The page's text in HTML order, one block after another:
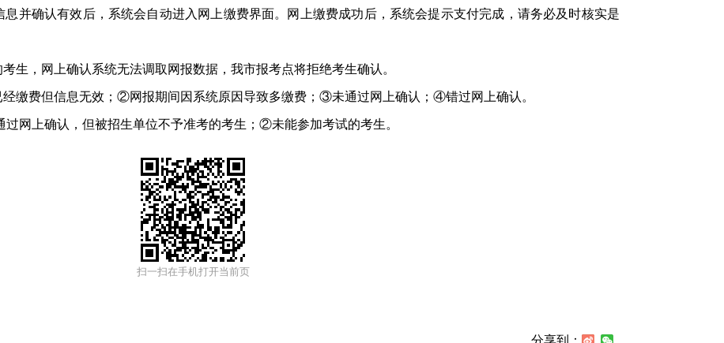
确认有效后，系统会自动进入网上缴费界面。网上缴费成功后，系统会提示支付完成，请务必及时核实是
，网上确认系统无法调取网报数据，我市报考点将拒绝考生确认。
费但信息无效；②网报期间因系统原因导致多缴费；③未通过网上确认；④错过网上确认。
上确认，但被招生单位不予准考的考生；②未能参加考试的考生。
扫一扫在手机打开当前页
分享到：